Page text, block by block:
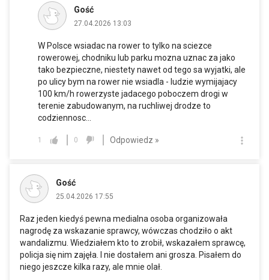
Gość
27.04.2026 13:03
W Polsce wsiadac na rower to tylko na sciezce
rowerowej, chodniku lub parku mozna uznac za jako
tako bezpieczne, niestety nawet od tego sa wyjatki, ale
po ulicy bym na rower nie wsiadla - ludzie wymijajacy
100 km/h rowerzyste jadacego poboczem drogi w
terenie zabudowanym, na ruchliwej drodze to
codziennosc...
1 0 Odpowiedz »
Gość
25.04.2026 17:55
Raz jeden kiedyś pewna medialna osoba organizowała
nagrodę za wskazanie sprawcy, wówczas chodziło o akt
wandalizmu. Wiedziałem kto to zrobił, wskazałem sprawcę,
policja się nim zajęła. I nie dostałem ani grosza. Pisałem do
niego jeszcze kilka razy, ale mnie olał.